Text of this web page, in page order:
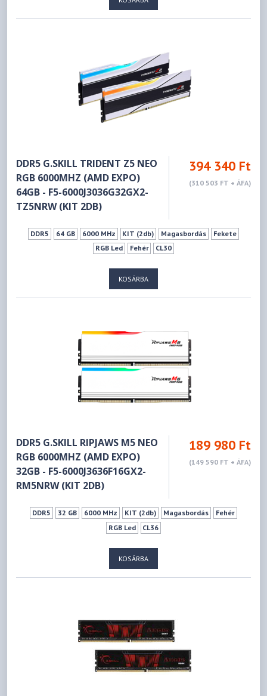
DDR5 G.SKILL TRIDENT Z5 NEO
RGB 6000MHZ (AMD EXPO)
64GB - F5-6000J3036G32GX2-
TZ5NRW (KIT 2DB)
394 340 Ft
(310 503 FT + ÁFA)
DDR5 64 GB 6000 MHz KIT (2db) Magasbordás
Fekete
RGB Led
Fehér CL30
KOSÁRBA
DDR5 G.SKILL RIPJAWS M5 NEO
RGB 6000MHZ (AMD EXPO)
32GB - F5-6000J3636F16GX2-
RM5NRW (KIT 2DB)
189 980 Ft
(149 590 FT + ÁFA)
DDR5 32 GB 6000 MHz KIT (2db) Magasbordás
Fehér
RGB Led
CL36
KOSÁRBA